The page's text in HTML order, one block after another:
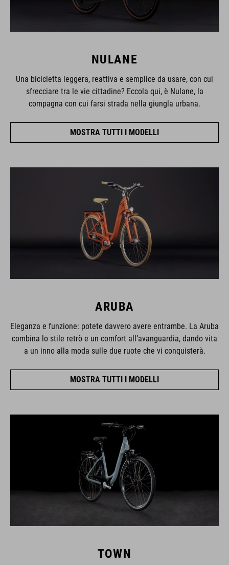
NULANE
Una bicicletta leggera, reattiva e semplice da usare, con cui
sfrecciare tra le vie cittadine? Eccola qui, è Nulane, la
compagna con cui farsi strada nella giungla urbana.
MOSTRA TUTTI I MODELLI
ARUBA
Eleganza e funzione: potete davvero avere entrambe. La Aruba
combina lo stile retrò e un comfort all’avanguardia, dando vita
a un inno alla moda sulle due ruote che vi conquisterà.
MOSTRA TUTTI I MODELLI
TOWN